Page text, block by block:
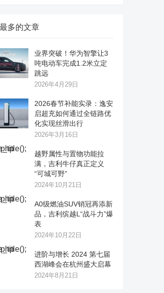
多的文章
业界突破！华为智擎让3
吨电动车完成1.2米立定
跳远
2026年4月29日
2026春节补能实录：逸安
启超充如何通过全链路优
化实现丝滑出行
2026年3月16日
越野属性与置物功能拉
满，吉利牛仔真正定义
“可城可野”
2024年10月21日
A0级燃油SUV销冠再添新
品，吉利缤越L“战斗力”爆
表
2024年10月22日
进阶与增长 2024 第七届
西湖峰会在杭州盛大启幕
2024年8月21日